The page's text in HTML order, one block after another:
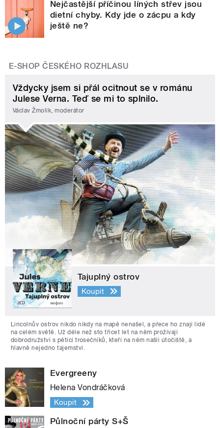
Nejčastější příčinou líných střev jsou
dietní chyby. Kdy jde o zácpu a kdy
ještě ne?
E-SHOP ČESKÉHO ROZHLASU
Vždycky jsem si přál ocitnout se v románu
Julese Verna. Teď se mi to splnilo.
Václav Žmolík, moderátor
Tajuplný ostrov
Koupit
Lincolnův ostrov nikdo nikdy na mapě nenašel, a přece ho znají lidé
na celém světě. Už déle než sto třicet let na něm prožívají
dobrodružství s pěticí trosečníků, kteří na něm našli útočiště, a
hlavně nejedno tajemství.
Evergreeny
Helena Vondráčková
Koupit
Půlnoční párty S+Š